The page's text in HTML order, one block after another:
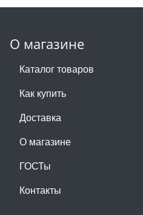
О магазине
Каталог товаров
Как купить
Доставка
О магазине
ГОСТы
Контакты